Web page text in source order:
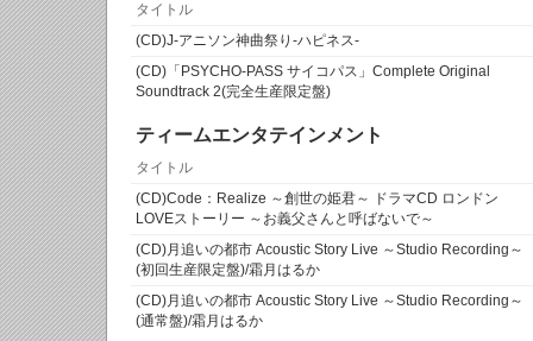
タイトル
(CD)J-アニソン神曲祭り-ハピネス-
(CD)「PSYCHO-PASS サイコパス」Complete Original
Soundtrack 2(完全生産限定盤)
ティームエンタテインメント
タイトル
(CD)Code：Realize ～創世の姫君～ ドラマCD ロンドン
LOVEストーリー ～お義父さんと呼ばないで～
(CD)月追いの都市 Acoustic Story Live ～Studio Recording～
(初回生産限定盤)/霜月はるか
(CD)月追いの都市 Acoustic Story Live ～Studio Recording～
(通常盤)/霜月はるか